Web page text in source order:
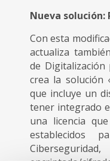
Nueva
Con esta
actualiza
de
crea la solución
que incluye un
tener integrado
una licencia
establecidos